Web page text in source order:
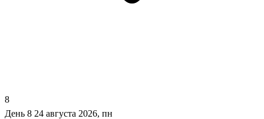
8
День 8 24 августа 2026, пн